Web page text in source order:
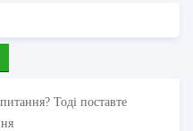
Тоді поставте